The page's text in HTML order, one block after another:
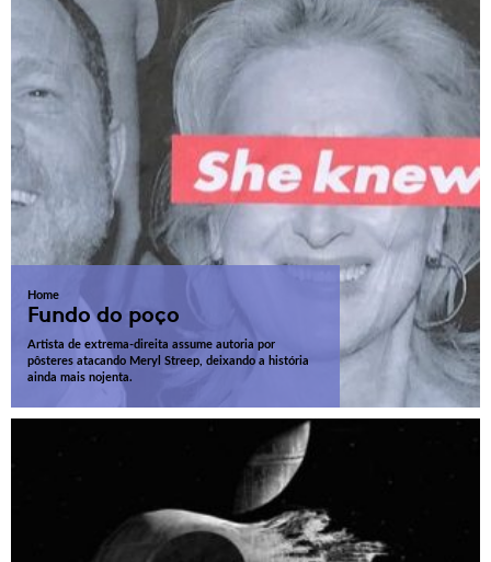
Home
Fundo do poço
Artista de extrema-direita assume autoria por
pôsteres atacando Meryl Streep, deixando a história
ainda mais nojenta.